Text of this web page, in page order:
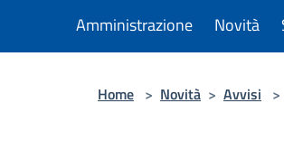
Amministrazione Novità
Home > Novità > Avvisi >